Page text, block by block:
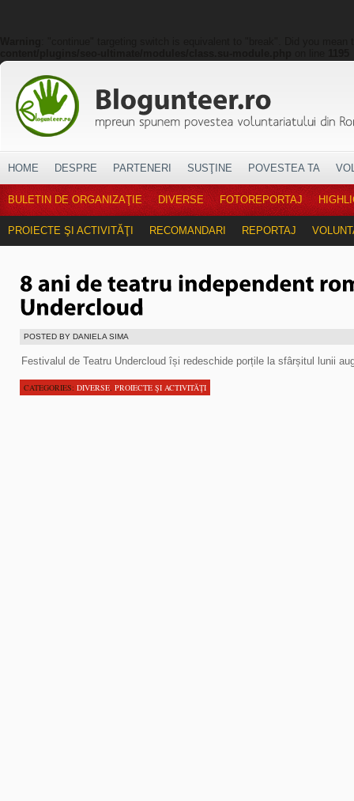
HOME DESPRE PARTENERI SUSŢINE POVESTEA TA
BULETIN DE ORGANIZAŢIE DIVERSE FOTOREPORTAJ
PROIECTE ŞI ACTIVITĂŢI RECOMANDARI REPORTAJ
POSTED BY DANIELA SIMA
Festivalul de Teatru Undercloud își redeschide porțile la sfârșitul lunii
CATEGORIES: DIVERSE, PROIECTE ŞI ACTIVITĂŢI